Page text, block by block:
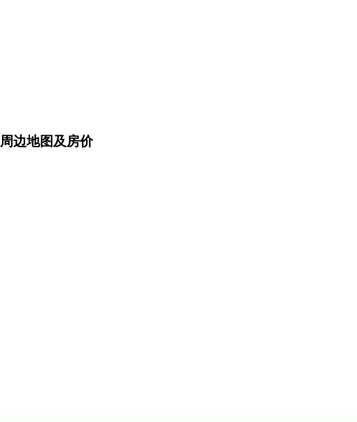
周边地图及房价